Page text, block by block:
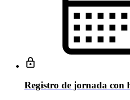
Registro de jornada con